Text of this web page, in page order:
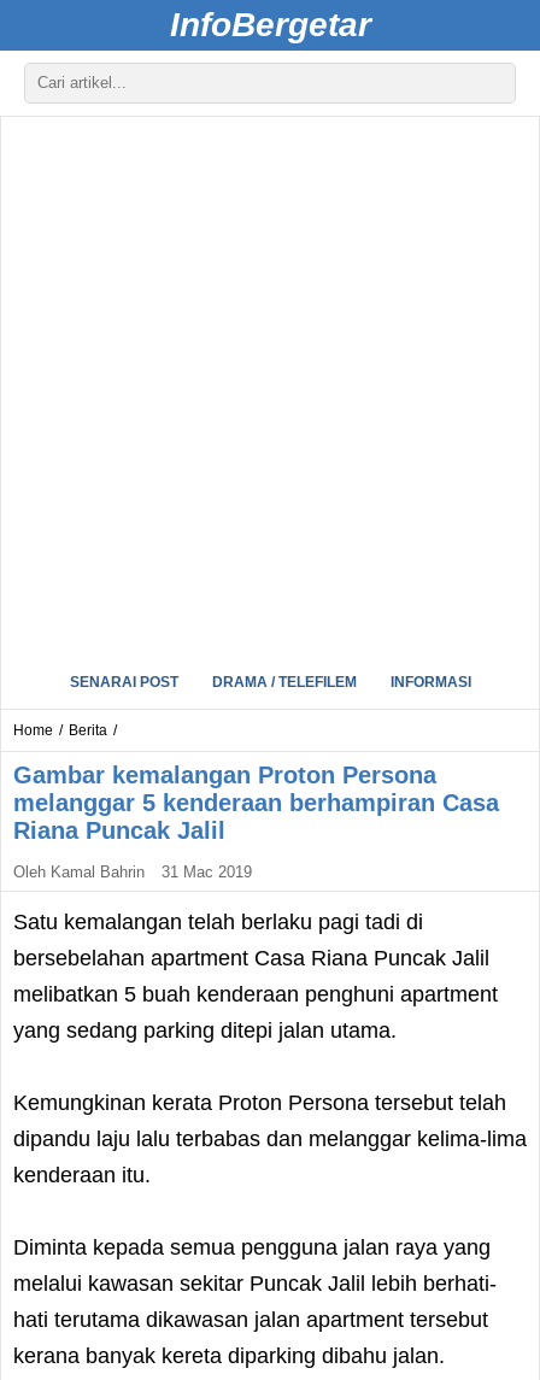
InfoBergetar
SENARAI POST DRAMA / TELEFILEM INFORMASI
Home / Berita /
Gambar kemalangan Proton Persona
melanggar 5 kenderaan berhampiran Casa
Riana Puncak Jalil
Oleh Kamal Bahrin 31 Mac 2019
Satu kemalangan telah berlaku pagi tadi di
bersebelahan apartment Casa Riana Puncak Jalil
melibatkan 5 buah kenderaan penghuni apartment
yang sedang parking ditepi jalan utama.
Kemungkinan kerata Proton Persona tersebut telah
dipandu laju lalu terbabas dan melanggar kelima-lima
kenderaan itu.
Diminta kepada semua pengguna jalan raya yang
melalui kawasan sekitar Puncak Jalil lebih berhati-
hati terutama dikawasan jalan apartment tersebut
kerana banyak kereta diparking dibahu jalan.